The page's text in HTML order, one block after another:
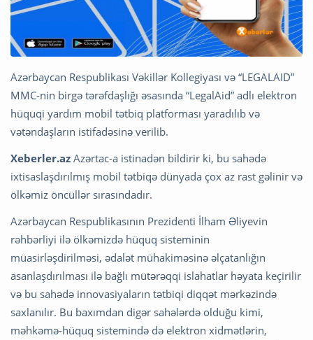
Azərbaycan Respublikası Vəkillər Kollegiyası və “LEGALAID”
MMC-nin birgə tərəfdaşlığı əsasında “LegalAid” adlı elektron
hüquqi yardım mobil tətbiq platforması yaradılıb və
vətəndaşların istifadəsinə verilib.
Xeberler.az Azərtac-a istinadən bildirir ki, bu sahədə
ixtisaslaşdırılmış mobil tətbiqə dünyada çox az rast gəlinir və
ölkəmiz öncüllər sırasındadır.
Azərbaycan Respublikasının Prezidenti İlham Əliyevin
rəhbərliyi ilə ölkəmizdə hüquq sisteminin
müasirləşdirilməsi, ədalət mühakiməsinə əlçatanlığın
asanlaşdırılması ilə bağlı mütərəqqi islahatlar həyata keçirilir
və bu sahədə innovasiyaların tətbiqi diqqət mərkəzində
saxlanılır. Bu baxımdan digər sahələrdə olduğu kimi,
məhkəmə-hüquq sistemində də elektron xidmətlərin,